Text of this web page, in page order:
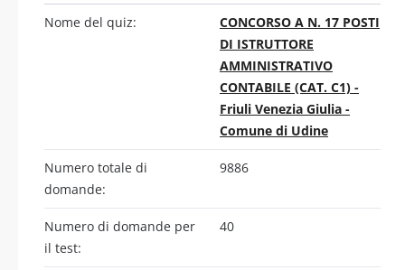
Nome del quiz:
CONCORSO A N. 17 POSTI
DI ISTRUTTORE
AMMINISTRATIVO
CONTABILE (CAT. C1) -
Friuli Venezia Giulia -
Comune di Udine
Numero totale di
domande:
9886
Numero di domande per
il test:
40